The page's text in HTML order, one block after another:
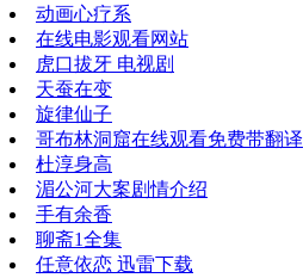
动画心疗系
在线电影观看网站
虎口拔牙 电视剧
天蚕在变
旋律仙子
哥布林洞窟在线观看免费带翻译
杜淳身高
湄公河大案剧情介绍
手有余香
聊斋1全集
任意依恋 迅雷下载